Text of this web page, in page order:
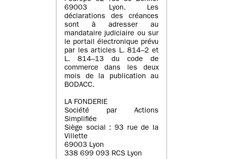
69003 Lyon. Les
déclarations des créances
sont à adresser au
mandataire judiciaire ou sur
le portail électronique prévu
par les articles L. 814–2 et
L. 814–13 du code de
commerce dans les deux
mois de la publication au
BODACC.
LA FONDERIE
Société par Actions
Simplifiée
Siège social : 93 rue de la
Villette
69003 Lyon
338 699 093 RCS Lyon